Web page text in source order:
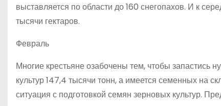
выставляется по области до 160 снегопахов. И к
тысячи гектаров.
Февраль
Многие крестьяне озабочены тем, чтобы запастись
культур 147,4 тысячи тонн, а имеется семенных на
ситуация с подготовкой семян зерновых культур.